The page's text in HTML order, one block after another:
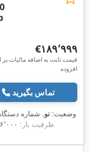
‎€۱۸۹٬۹۹۹
قیمت ثابت به اضافه مالیات
افزوده
تماس بگیرید
وضعیت: نو, شماره
ظرفیت بار: ۱۶٬۰۰۰
سوخت:دیزل, نوع